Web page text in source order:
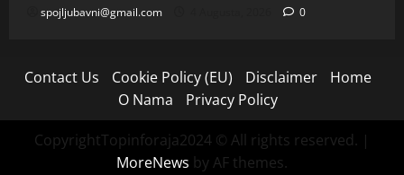
spojljubavni@gmail.com 0
Contact Us Cookie Policy (EU) Disclaimer
Home
O Nama
Privacy Policy
CopyrightTopinforaja2024 © All rights reserved. |
MoreNews by AF themes.